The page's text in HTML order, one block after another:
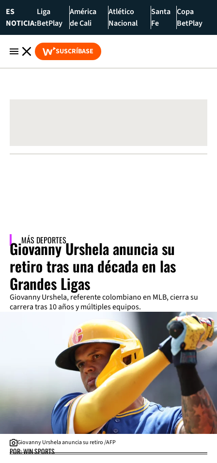
ES
NOTICIA:
Liga
BetPlay
América
de Cali
Atlético
Nacional
Santa
Fe
Copa
BetPlay
SUSCRÍBASE
MÁS DEPORTES
Giovanny Urshela anuncia su
retiro tras una década en las
Grandes Ligas
Giovanny Urshela, referente colombiano en MLB, cierra su
carrera tras 10 años y múltiples equipos.
Giovanny Urshela anuncia su retiro /AFP
POR: WIN SPORTS